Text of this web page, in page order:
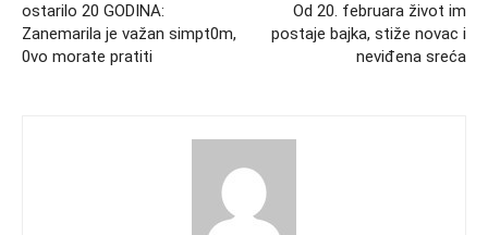
ostarilo 20 GODINA:
Zanemarila je važan simpt0m,
0vo morate pratiti
Od 20. februara život im
postaje bajka, stiže novac i
neviđena sreća